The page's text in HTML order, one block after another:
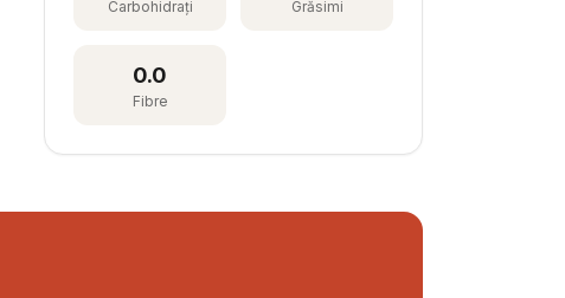
Carbohidrați Grăsimi
0.0
Fibre